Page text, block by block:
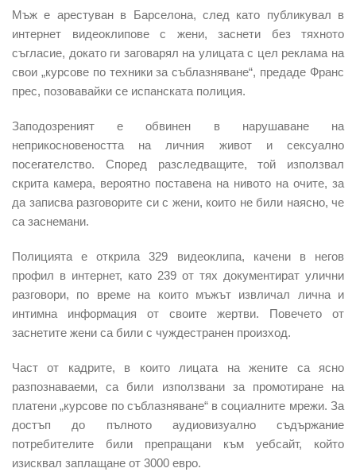
Мъж е арестуван в Барселона, след като публикувал в
интернет видеоклипове с жени, заснети без тяхното
съгласие, докато ги заговарял на улицата с цел реклама на
свои „курсове по техники за съблазняване“, предаде Франс
прес, позовавайки се испанската полиция.
Заподозреният е обвинен в нарушаване на
неприкосновеността на личния живот и сексуално
посегателство. Според разследващите, той използвал
скрита камера, вероятно поставена на нивото на очите, за
да записва разговорите си с жени, които не били наясно, че
са заснемани.
Полицията е открила329 видеоклипа, качени в негов
профил в интернет, като 239 от тях документират улични
разговори, по време на които мъжът извличал лична и
интимна информация от своите жертви. Повечето от
заснетите жени са били с чуждестранен произход.
Част от кадрите, в които лицата на жените са ясно
разпознаваеми, са били използвани за промотиране на
платени „курсове по съблазняване“ в социалните мрежи. За
достъп до пълното аудиовизуално съдържание
потребителите били препращани към уебсайт, който
изисквал заплащане от 3000 евро.